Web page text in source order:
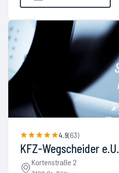
4.9(63)
KFZ-Wegscheider e.U.
Kortenstraße 2